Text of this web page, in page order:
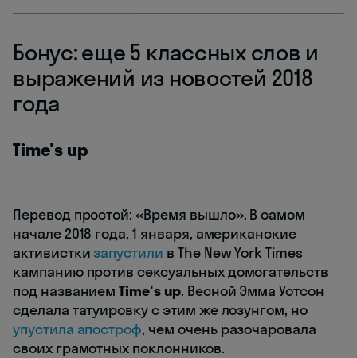
Бонус: еще 5 классных слов и
выражений из новостей 2018
года
Time's up
Перевод простой: «Время вышло». В самом
начале 2018 года, 1 января, американские
активисткизапустили в The New York Times
кампанию против сексуальных домогательств
под названиемTime's up. Весной Эмма Уотсон
сделала татуировку с этим же лозунгом, но
упустила апостроф, чем очень разочаровала
своих грамотных поклонников.